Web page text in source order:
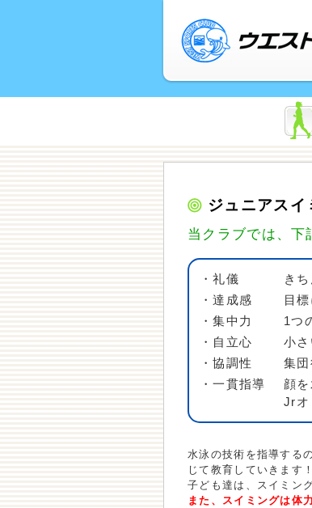
ジュニアス
当クラブでは、下
・礼儀
き
・達成感
目
・集中力
1つ
・自立心
小
・協調性
集
・一貫指導
顔
Jrオ
水泳の技術を指導する
じて教育していきます！
子ども達は、スイミン
また、スイミングは体